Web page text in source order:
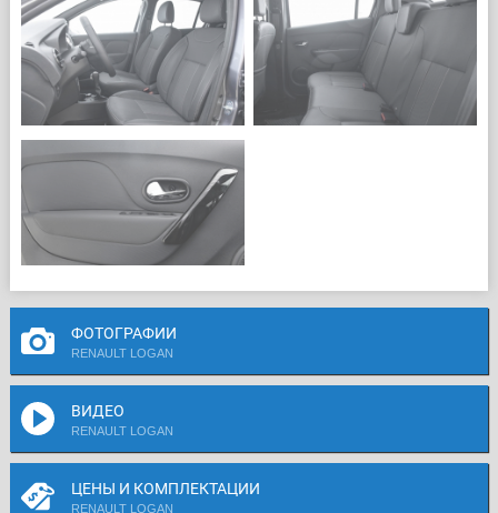
ФОТОГРАФИИ
RENAULT LOGAN
ВИДЕО
RENAULT LOGAN
ЦЕНЫ И КОМПЛЕКТАЦИИ
RENAULT LOGAN